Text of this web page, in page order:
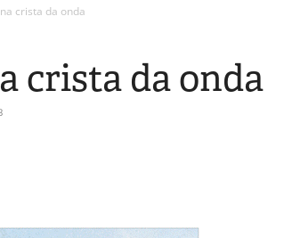
crista da onda
crista da onda